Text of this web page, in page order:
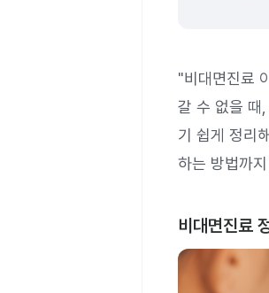
"비대면진료
갈 수 없을 때
기 쉽게 정리
하는 방법까
비대면진료